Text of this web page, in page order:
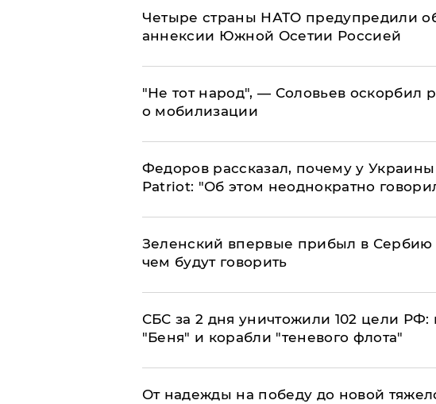
Четыре страны НАТО предупредили
аннексии Южной Осетии Россией
​"Не тот народ", — Соловьев оскорбил
о мобилизации
Федоров рассказал, почему у Украины
Patriot: "Об этом неоднократно
Зеленский впервые прибыл в Сербию
чем будут говорить
СБС за 2 дня уничтожили 102 цели
"Беня" и корабли "теневого флота"
От надежды на победу до новой